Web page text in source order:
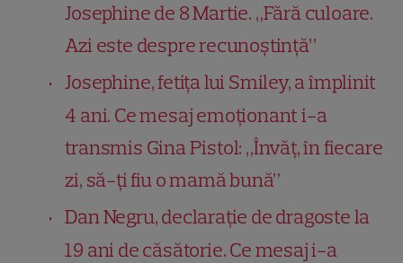
Josephine de 8 Martie. „Fără culoare.
Azi este despre recunoștință”
Josephine, fetița lui Smiley, a împlinit
4 ani. Ce mesaj emoționant i-a
transmis Gina Pistol: „Învăț, în fiecare
zi, să-ți fiu o mamă bună”
Dan Negru, declarație de dragoste la
19 ani de căsătorie. Ce mesaj i-a